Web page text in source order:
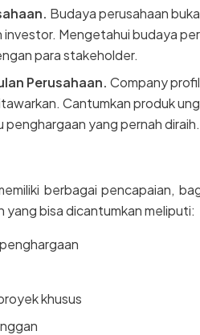
Budaya perusahaan
investor. Mengetahui budaya
para stakeholder.
Perusahaan. Company
Cantumkan produk
penghargaan yang pernah diraih.
berbagai pencapaian,
yang bisa dicantumkan meliputi:
khusus